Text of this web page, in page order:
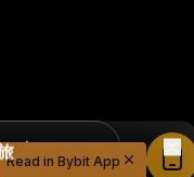
Read in Bybit App